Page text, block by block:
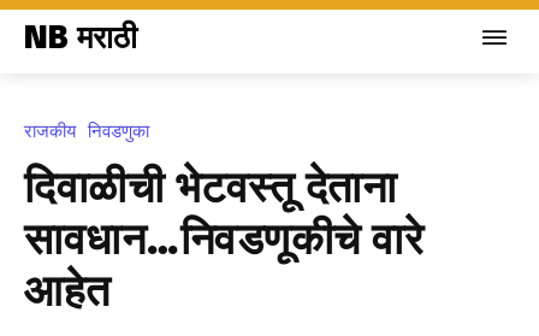
NB मराठी
राजकीय निवडणुका
दिवाळीची भेटवस्तू देताना
सावधान…निवडणूकीचे वारे
आहेत